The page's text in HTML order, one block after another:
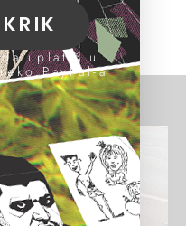
uplatiš u
PayPal-a